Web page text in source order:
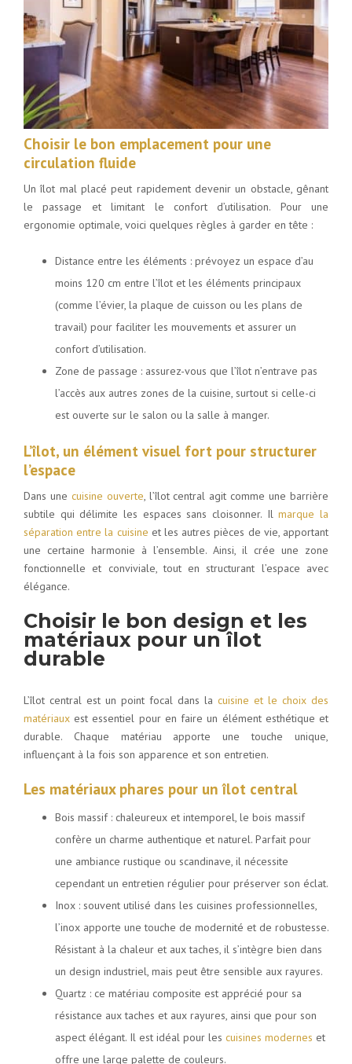
Choisir le bon emplacement pour une
circulation fluide
Un îlot mal placé peut rapidement devenir un obstacle, gênant
le passage et limitant le confort d’utilisation. Pour une
ergonomie optimale, voici quelques règles à garder en tête :
Distance entre les éléments : prévoyez un espace d’au
moins 120 cm entre l’îlot et les éléments principaux
(comme l’évier, la plaque de cuisson ou les plans de
travail) pour faciliter les mouvements et assurer un
confort d’utilisation.
Zone de passage : assurez-vous que l’îlot n’entrave pas
l’accès aux autres zones de la cuisine, surtout si celle-ci
est ouverte sur le salon ou la salle à manger.
L’îlot, un élément visuel fort pour structurer
l’espace
Dans une cuisine ouverte, l’îlot central agit comme une barrière
subtile qui délimite les espaces sans cloisonner. Ilmarque la
séparation entre la cuisine et les autres pièces de vie, apportant
une certaine harmonie à l’ensemble. Ainsi, il crée une zone
fonctionnelle et conviviale, tout en structurant l’espace avec
élégance.
Choisir le bon design et les
matériaux pour un îlot
durable
L’îlot central est un point focal dans la cuisine et le choix des
matériaux est essentiel pour en faire un élément esthétique et
durable. Chaque matériau apporte une touche unique,
influençant à la fois son apparence et son entretien.
Les matériaux phares pour un îlot central
Bois massif : chaleureux et intemporel, le bois massif
confère un charme authentique et naturel. Parfait pour
une ambiance rustique ou scandinave, il nécessite
cependant un entretien régulier pour préserver son éclat.
Inox : souvent utilisé dans les cuisines professionnelles,
l’inox apporte une touche de modernité et de robustesse.
Résistant à la chaleur et aux taches, il s’intègre bien dans
un design industriel, mais peut être sensible aux rayures.
Quartz : ce matériau composite est apprécié pour sa
résistance aux taches et aux rayures, ainsi que pour son
aspect élégant. Il est idéal pour les cuisines modernes et
offre une large palette de couleurs.